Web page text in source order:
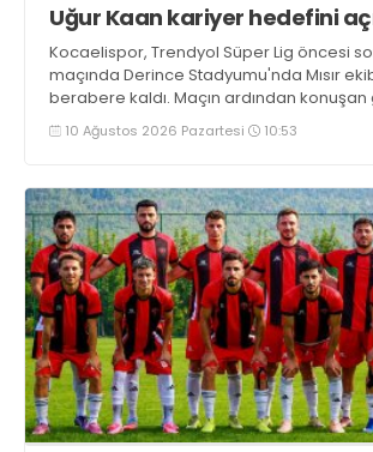
Uğur Kaan kariyer hedefini
Kocaelispor, Trendyol Süper Lig öncesi
maçında Derince Stadyumu'nda Mısır
berabere kaldı. Maçın ardından
Uğur Kaan Yıldız, "İlk yarı iyi değildik ama
odasındaki uyarılarla kendimize geldik.
10 Ağustos 2026 Pazartesi 10:53